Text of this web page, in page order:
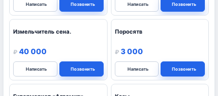
Написать Позвонить Написать Позвонить
40 000
Написать Позвонить
3 000
Написать Позвонить